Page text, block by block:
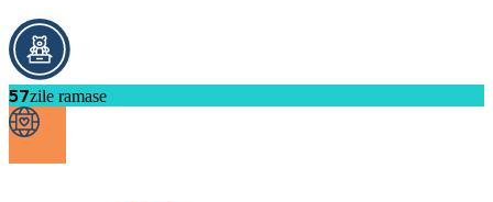
57zile ramase